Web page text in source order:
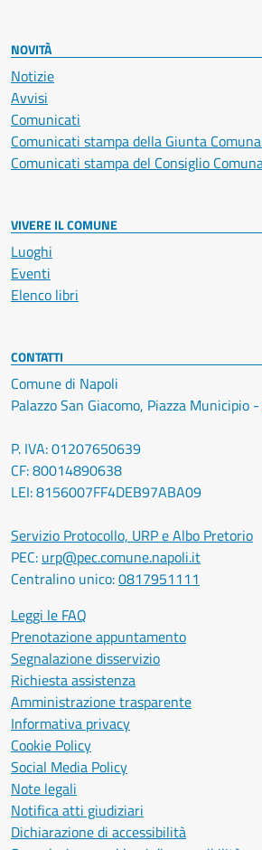
NOVITÀ
Notizie
Avvisi
Comunicati
Comunicati stampa della Giunta
Comunicati stampa del Consiglio
VIVERE IL COMUNE
Luoghi
Eventi
Elenco libri
CONTATTI
Comune di Napoli
Palazzo San Giacomo, Piazza Municipio
P. IVA: 01207650639
CF: 80014890638
LEI: 8156007FF4DEB97ABA09
Servizio Protocollo, URP e Albo Pretorio
PEC: urp@pec.comune.napoli.it
Centralino unico:0817951111
Leggi le FAQ
Prenotazione appuntamento
Segnalazione disservizio
Richiesta assistenza
Amministrazione trasparente
Informativa privacy
Cookie Policy
Social Media Policy
Note legali
Notifica atti giudiziari
Dichiarazione di accessibilità